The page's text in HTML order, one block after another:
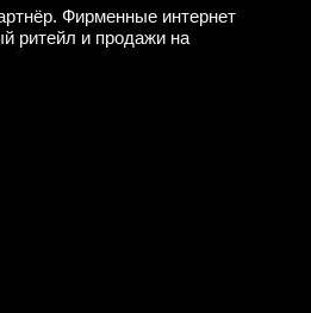
Фирменные интернет
ритейл и продажи на